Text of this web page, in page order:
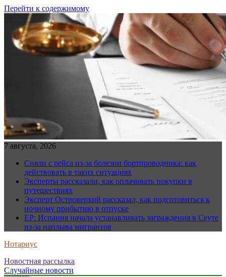
Перейти к содержимому
7 августа, 2026
Сняли с рейса из-за болезни бортпроводника: как
действовать в таких ситуациях
Эксперты рассказали, как оплачивать покупки в
путешествиях
Эксперт Островерхий рассказал, как подготовиться к
ночному прибытию в отпуске
EP: Испания начала устанавливать заграждения в Сеуте
из-за наплыва мигрантов
Нотариус
Новостная рассылка
Случайные новости